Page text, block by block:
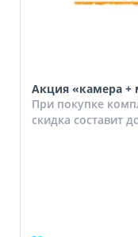
Акция «камера +
При покупке
скидка составит